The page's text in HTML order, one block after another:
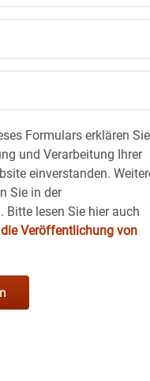
Formulars erklären Sie
und Verarbeitung Ihrer
einverstanden.
Sie in der
Bitte lesen Sie hier auch
Veröffentlichung von